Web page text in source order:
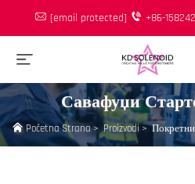
[email protected] +86-
Савафуџи
Početna Strana>Proizvodi >